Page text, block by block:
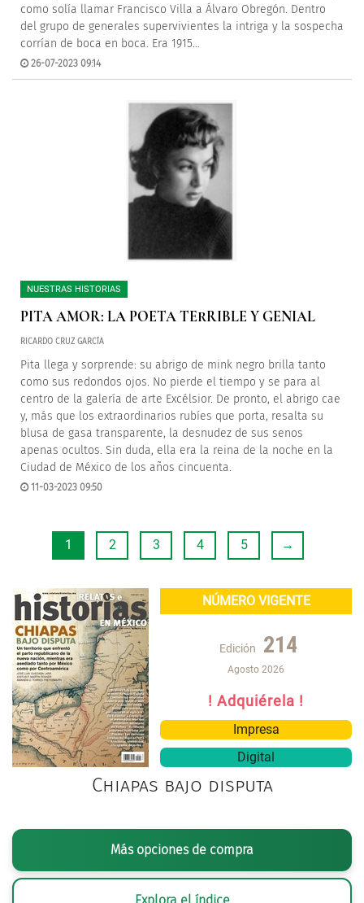
como solía llamar Francisco Villa a Álvaro Obregón. Dentro
del grupo de generales supervivientes la intriga y la sospecha
corrían de boca en boca. Era 1915…
26-07-2023 09:14
NUESTRAS HISTORIAS
PITA AMOR: LA POETA TERRIBLE Y GENIAL
RICARDO CRUZ GARCÍA
Pita llega y sorprende: su abrigo de mink negro brilla tanto
como sus redondos ojos. No pierde el tiempo y se para al
centro de la galería de arte Excélsior. De pronto, el abrigo cae
y, más que los extraordinarios rubíes que porta, resalta su
blusa de gasa transparente, la desnudez de sus senos
apenas ocultos. Sin duda, ella era la reina de la noche en la
Ciudad de México de los años cincuenta.
11-03-2023 09:50
1 2 3 4 5 →
NÚMERO VIGENTE
Edición 214
Agosto 2026
! Adquiérela !
Impresa
Digital
Chiapas bajo disputa
Más opciones de compra
Explora el índice